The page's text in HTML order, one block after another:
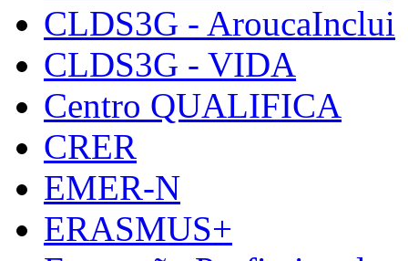
CLDS3G - AroucaInclui
CLDS3G - VIDA
Centro QUALIFICA
CRER
EMER-N
ERASMUS+